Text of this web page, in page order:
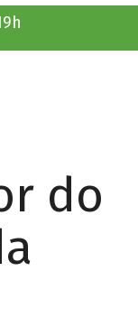
do